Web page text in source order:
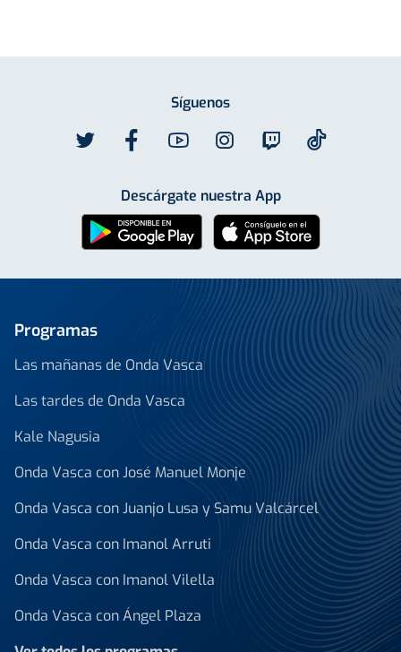
Síguenos
Descárgate nuestra App
Programas
Las mañanas de Onda Vasca
Las tardes de Onda Vasca
Kale Nagusia
Onda Vasca con José Manuel Monje
Onda Vasca con Juanjo Lusa y Samu Valcárcel
Onda Vasca con Imanol Arruti
Onda Vasca con Imanol Vilella
Onda Vasca con Ángel Plaza